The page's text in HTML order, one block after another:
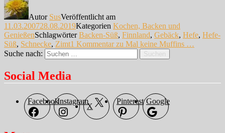
Autor SusVeröffentlicht am
11.03.200728.08.2019Kategorien Kochen, Backen und
GenießenSchlagwörterBacken-Süß, Finnland, Gebäck, Hefe, Hefe-
Süß, Schnecke, Zimt1 Kommentarzu Mal keine Muffins …
Suche nach:
Suchen
Social Media
FacebookInstagram
X
Pinterest Google